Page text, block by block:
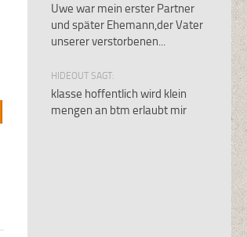
Uwe war mein erster Partner
und später Ehemann,der Vater
unserer verstorbenen...
HIDEOUT SAGT:
klasse hoffentlich wird klein
mengen an btm erlaubt mir